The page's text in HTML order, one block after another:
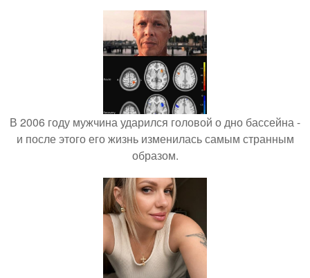
В 2006 году мужчина ударился головой о дно бассейна -
и после этого его жизнь изменилась самым странным
образом.